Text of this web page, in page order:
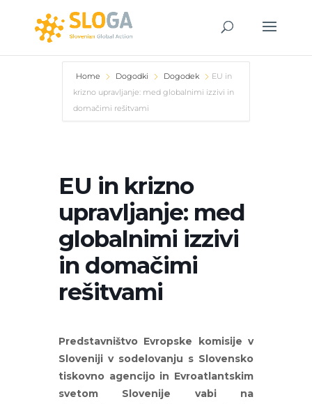
Home Dogodki Dogodek
EU in
krizno upravljanje: med globalnimi izzivi in
domačimi rešitvami
EU in krizno
upravljanje: med
globalnimi izzivi
in domačimi
rešitvami
Predstavništvo Evropske komisije v
Sloveniji v sodelovanju s Slovensko
tiskovno agencijo in Evroatlantskim
svetom Slovenije vabi na